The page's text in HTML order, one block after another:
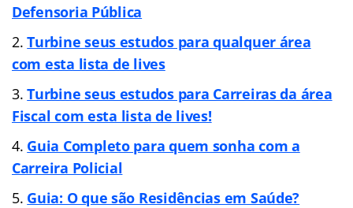
Defensoria Pública
Turbine seus estudos para qualquer área
com esta lista de lives
Turbine seus estudos para Carreiras da área
Fiscal com esta lista de lives!
Guia Completo para quem sonha com a
Carreira Policial
Guia: O que são Residências em Saúde?